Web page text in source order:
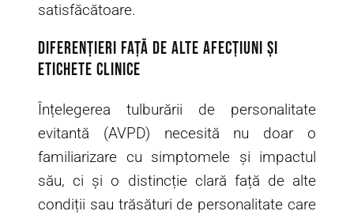
satisfăcătoare.
Diferențieri față de alte afecțiuni și
etichete clinice
Înțelegerea tulburării de personalitate
evitantă (AVPD) necesită nu doar o
familiarizare cu simptomele și impactul
său, ci și o distincție clară față de alte
condiții sau trăsături de personalitate care